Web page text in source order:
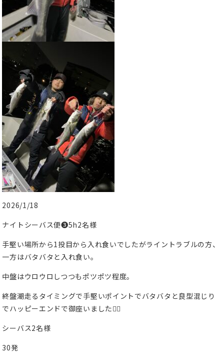
2026/1/18
ナイトシーバス便❸5h2名様
手堅い場所から1投目から入れ食いでしたがライントラブルの方、
一方はバタバタと入れ食い。
中盤はウロウロしつつもポツポツ程度。
終盤潮走るタイミングで手堅いポイントでバタバタと良型混じり
でハッピーエンドで御座いました🙆‍♂️
シーバス2名様
30発